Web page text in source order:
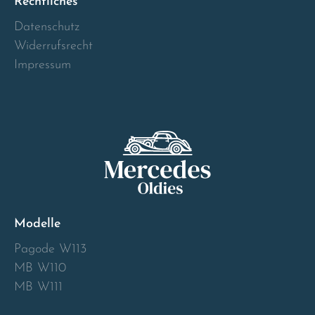
Datenschutz
Widerrufsrecht
Impressum
Modelle
Pagode W113
MB W110
MB W111
Österreich
Slovenia